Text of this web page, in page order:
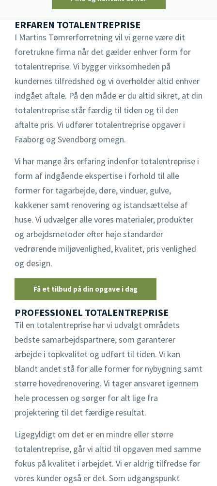
Køkken
Opsætning af hegn
Renovering
Renovering af sommerhus
Snedker
Tilbygning
Træterrasse
ERFAREN TOTALENTREPRISE
I Martins Tømrerforretning vil vi gerne være dit
foretrukne firma når det gælder enhver form for
totalentreprise. Vi bygger virksomheden på
kundernes tilfredshed og vi overholder altid enhver
indgået aftale. På den måde er du altid sikret, at din
totalentreprise står færdig til tiden og til den
aftalte pris. Vi udfører totalentreprise opgaver i
Faaborg og Svendborg omegn.
Vi har mange års erfaring indenfor totalentreprise i
form af indgående ekspertise i forhold til alle
former for tagarbejde, døre, vinduer, gulve,
køkkener samt renovering og istandsættelse af
huse. Vi udvælger alle vores materialer, produkter
og arbejdsmetoder efter høje standarder
vedrørende miljøvenlighed, kvalitet, pris venlighed
og design.
Få et tilbud på din opgave i dag
PROFESSIONEL TOTALENTREPRISE
Til en totalentreprise har vi udvalgt områdets
bedste samarbejdspartnere, som garanterer
arbejde i topkvalitet og udført til tiden. Vi kan
blandt andet stå for alle former for nybygning samt
større hovedrenovering. Vi tager ansvaret igennem
hele processen og sørger for alt lige fra
projektering til det færdige resultat.
Ligegyldigt om det er en mindre eller større
totalentreprise, går vi altid til opgaven med samme
fokus på kvalitet i arbejdet. Vi er aldrig tilfredse før
vores kunder også er det. Som udgangspunkt